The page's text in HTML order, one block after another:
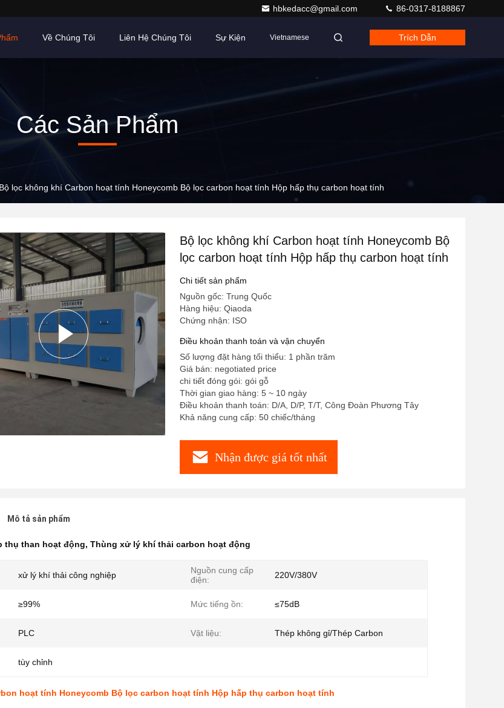
hbkedacc@gmail.com 86-0317-8188867
Về Chúng Tôi Liên Hệ Chúng Tôi Sự Kiện Vietnamese Trích Dẫn
Các Sản Phẩm
Bộ lọc không khí Carbon hoạt tính Honeycomb Bộ lọc carbon hoạt tính Hộp hấp thụ carbon hoạt tính
Bộ lọc không khí Carbon hoạt tính Honeycomb Bộ
lọc carbon hoạt tính Hộp hấp thụ carbon hoạt tính
Chi tiết sản phẩm
Nguồn gốc: Trung Quốc
Hàng hiệu: Qiaoda
Chứng nhận: ISO
Điều khoản thanh toán và vận chuyển
Số lượng đặt hàng tối thiểu: 1 phần trăm
Giá bán: negotiated price
chi tiết đóng gói: gói gỗ
Thời gian giao hàng: 5 ~ 10 ngày
Điều khoản thanh toán: D/A, D/P, T/T, Công Đoàn Phương Tây
Khả năng cung cấp: 50 chiếc/tháng
Nhận được giá tốt nhất
Mô tả sản phẩm
thụ than hoạt động, Thùng xử lý khí thải carbon hoạt động
xử lý khí thải công nghiệp
Nguồn cung cấp
điện:
220V/380V
≥99% Mức tiếng ồn: ≤75dB
PLC Vật liệu: Thép không gỉ/Thép Carbon
tùy chỉnh
hoạt tính Honeycomb Bộ lọc carbon hoạt tính Hộp hấp thụ carbon hoạt tính